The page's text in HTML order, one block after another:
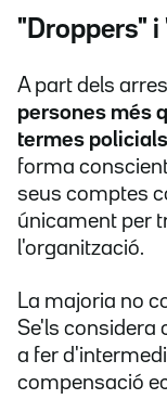
"Droppers" i
A part dels
persones més
termes policials
forma
seus comptes
únicament per
l'organització.
La majoria no
Se'ls considera
a fer
compensació